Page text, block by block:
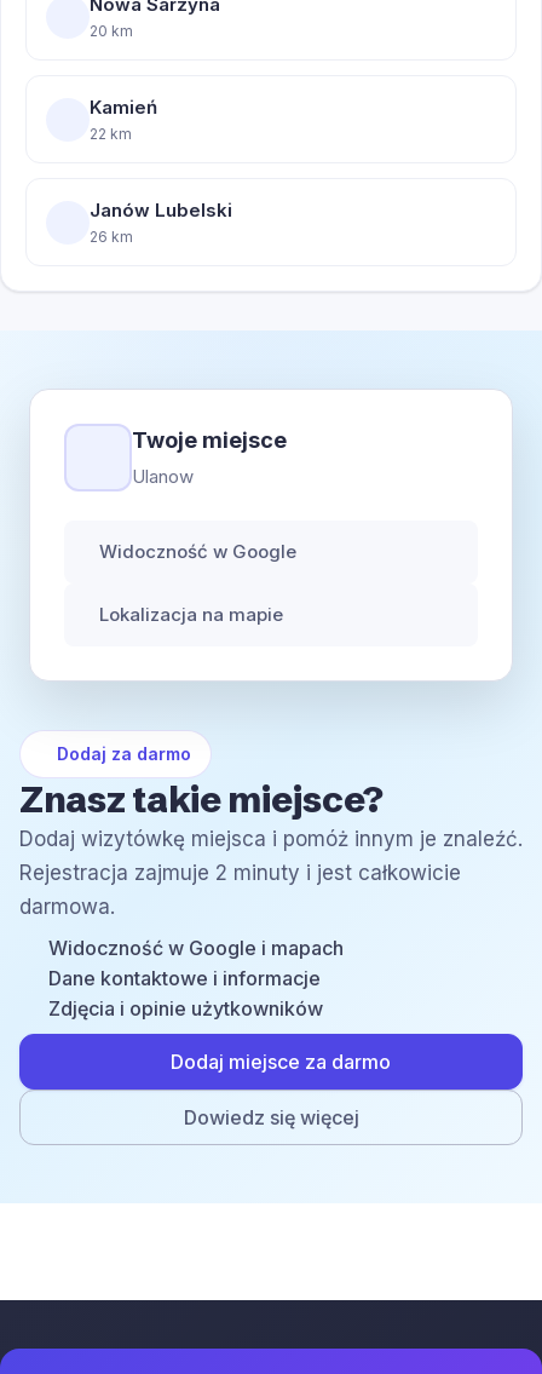
20 km
Kamień
22 km
Janów Lubelski
26 km
Dodaj za darmo
Znasz takie miejsce?
Dodaj wizytówkę miejsca i pomóż innym je znaleźć.
Rejestracja zajmuje 2 minuty i jest całkowicie
darmowa.
Widoczność w Google i mapach
Dane kontaktowe i informacje
Zdjęcia i opinie użytkowników
Dodaj miejsce za darmo
Dowiedz się więcej
Twoje miejsce
Ulanow
Widoczność w Google
Lokalizacja na mapie